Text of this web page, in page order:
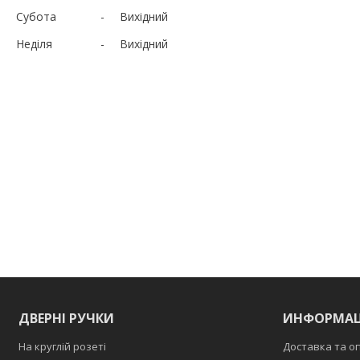
Субота
Вихідний
Неділя
Вихідний
ДВЕРНІ РУЧКИ
На круглій розеті
Доставка та